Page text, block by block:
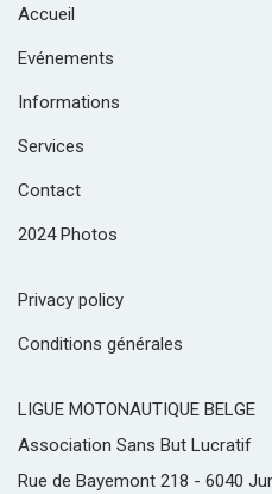
Accueil
Evénements
Informations
Services
Contact
2024 Photos
Privacy policy
Conditions générales
LIGUE MOTONAUTIQUE BELGE
Association Sans But Lucratif
Rue de Bayemont 218 - 6040